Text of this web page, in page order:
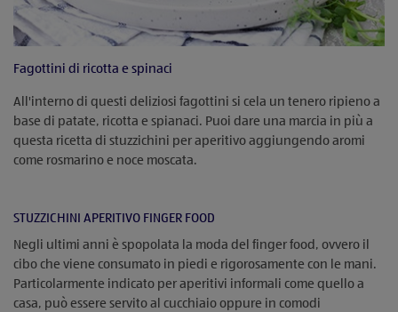
Fagottini di ricotta e spinaci
All'interno di questi deliziosi fagottini si cela un tenero ripieno a
base di patate, ricotta e spianaci. Puoi dare una marcia in più a
questa ricetta di stuzzichini per aperitivo aggiungendo aromi
come rosmarino e noce moscata.
STUZZICHINI APERITIVO FINGER FOOD
Negli ultimi anni è spopolata la moda del finger food, ovvero il
cibo che viene consumato in piedi e rigorosamente con le mani.
Particolarmente indicato per aperitivi informali come quello a
casa, può essere servito al cucchiaio oppure in comodi